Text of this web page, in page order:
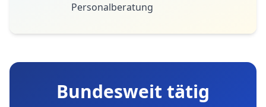
Personalberatung
Bundesweit tätig